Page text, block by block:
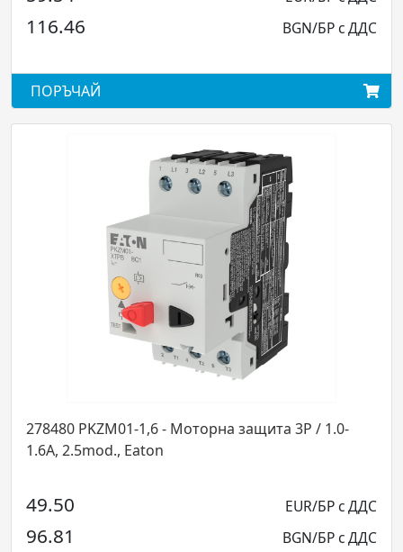
3P / 1.0-
Eaton
83.20
283383 PKZM01-20 - Моторна защита
69.54
136.01